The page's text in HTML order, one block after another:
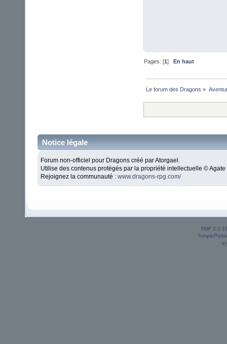
Pages: [1]En haut
Le forum des Dragons »
Notice légale
Forum non-officiel pour Dragons créé par Atorgael.
Utilise des contenus protégés par la propriété intellectuelle ©
Rejoignez la communauté :www.dragons-rpg.com/
SMF